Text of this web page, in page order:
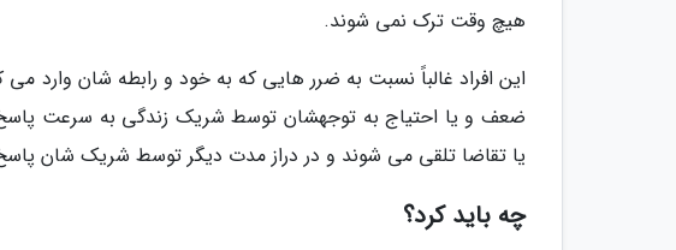
هیچ وقت ترک نمی شوند.
این افراد غالباً نسبت به ضرر هایی که به خود و رابطه شان وارد
ضعف و یا احتیاج به توجهشان توسط شریک زندگی به سرعت
یا تقاضا تلقی می شوند و در دراز مدت دیگر توسط شریک شان
چه باید کرد؟